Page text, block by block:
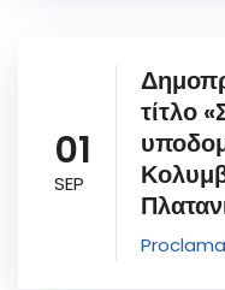
01
SEP
τίτλο